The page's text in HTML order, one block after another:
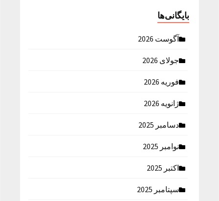
بایگانی‌ها
آگوست 2026
جولای 2026
فوریه 2026
ژانویه 2026
دسامبر 2025
نوامبر 2025
اکتبر 2025
سپتامبر 2025